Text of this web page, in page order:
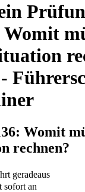
Womit
rechnen?
geradeaus
sofort an